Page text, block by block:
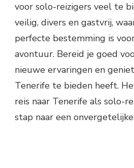
voor solo-reizigers veel te
veilig, divers en gastvrij,
perfecte bestemming is
avontuur. Bereid je goed
nieuwe ervaringen en
Tenerife te bieden heeft.
reis naar Tenerife als solo-
stap naar een